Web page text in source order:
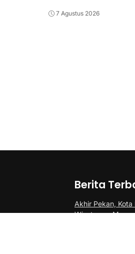
7 Agustus 2026
Berita
Akhir Pekan,
Wisatawan